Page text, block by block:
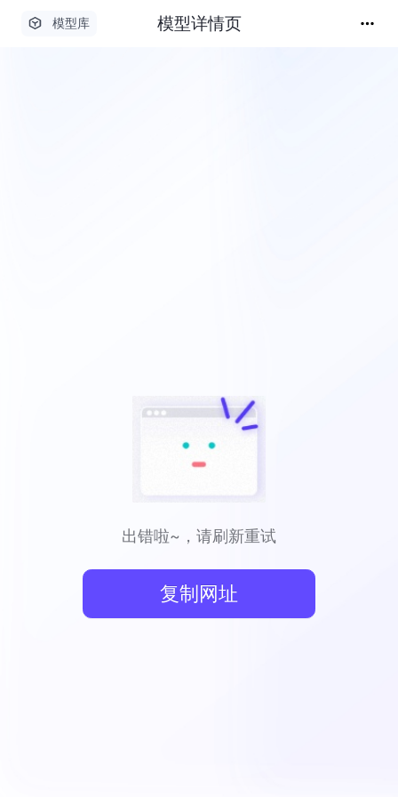
模型库 模型详情页
出错啦~，请刷新重试
复制网址